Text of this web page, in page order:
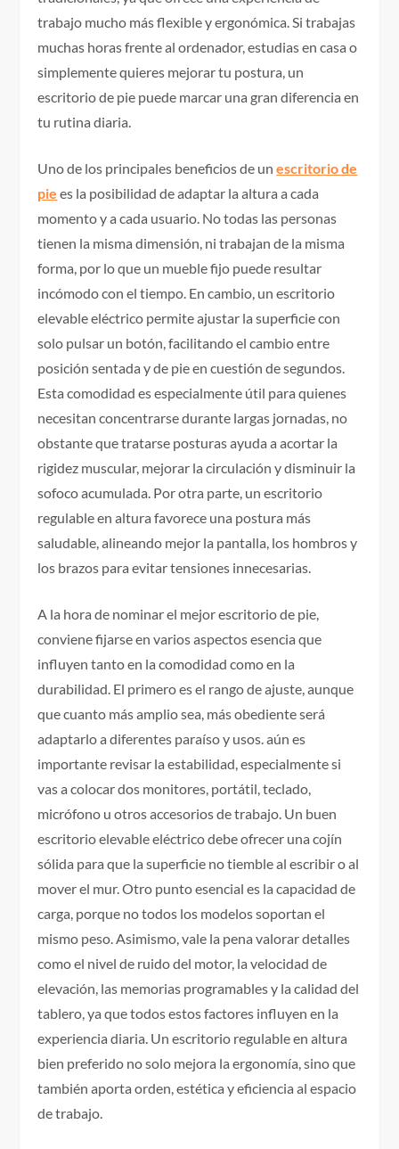
trabajo mucho más flexible y ergonómica. Si trabajas
muchas horas frente al ordenador, estudias en casa o
simplemente quieres mejorar tu postura, un
escritorio de pie puede marcar una gran diferencia en
tu rutina diaria.
Uno de los principales beneficios de unescritorio de
pie es la posibilidad de adaptar la altura a cada
momento y a cada usuario. No todas las personas
tienen la misma dimensión, ni trabajan de la misma
forma, por lo que un mueble fijo puede resultar
incómodo con el tiempo. En cambio, un escritorio
elevable eléctrico permite ajustar la superficie con
solo pulsar un botón, facilitando el cambio entre
posición sentada y de pie en cuestión de segundos.
Esta comodidad es especialmente útil para quienes
necesitan concentrarse durante largas jornadas, no
obstante que tratarse posturas ayuda a acortar la
rigidez muscular, mejorar la circulación y disminuir la
sofoco acumulada. Por otra parte, un escritorio
regulable en altura favorece una postura más
saludable, alineando mejor la pantalla, los hombros y
los brazos para evitar tensiones innecesarias.
A la hora de nominar el mejor escritorio de pie,
conviene fijarse en varios aspectos esencia que
influyen tanto en la comodidad como en la
durabilidad. El primero es el rango de ajuste, aunque
que cuanto más amplio sea, más obediente será
adaptarlo a diferentes paraíso y usos. aún es
importante revisar la estabilidad, especialmente si
vas a colocar dos monitores, portátil, teclado,
micrófono u otros accesorios de trabajo. Un buen
escritorio elevable eléctrico debe ofrecer una cojín
sólida para que la superficie no tiemble al escribir o al
mover el mur. Otro punto esencial es la capacidad de
carga, porque no todos los modelos soportan el
mismo peso. Asimismo, vale la pena valorar detalles
como el nivel de ruido del motor, la velocidad de
elevación, las memorias programables y la calidad del
tablero, ya que todos estos factores influyen en la
experiencia diaria. Un escritorio regulable en altura
bien preferido no solo mejora la ergonomía, sino que
también aporta orden, estética y eficiencia al espacio
de trabajo.